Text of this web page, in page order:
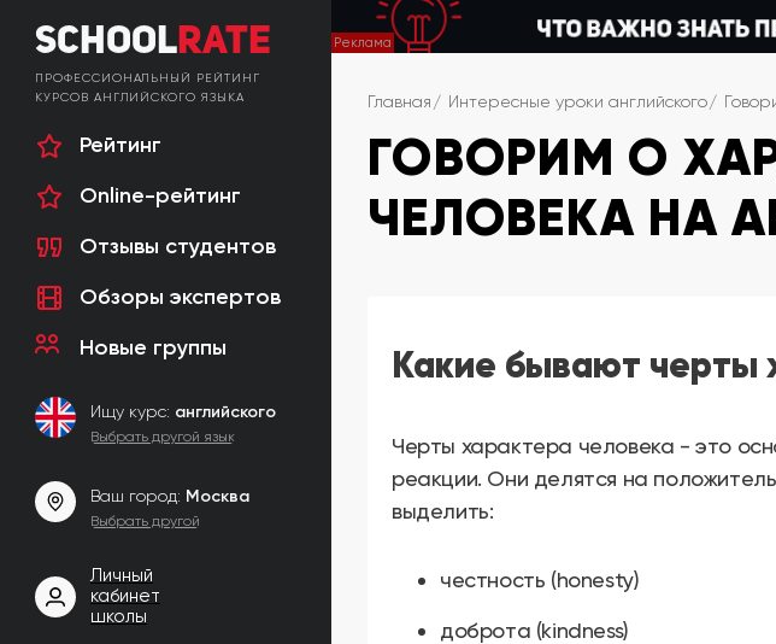
SchoolRate
ПРОФЕССИОНАЛЬНЫЙ РЕЙТИНГ
КУРСОВ АНГЛИЙСКОГО ЯЗЫКА
Рейтинг
Online-рейтинг
Отзывы студентов
Обзоры экспертов
Новые группы
Ищу курс: английского
Выбрать другой язык
Ваш город: Москва
Выбрать другой
Личный
кабинет
школы
Главная Интересные уроки английского
ГОВОРИМ О
ЧЕЛОВЕКА НА
Какие бывают черты
Черты характера человека - это
реакции. Они делятся на
выделить:
честность (honesty)
доброта (kindness)